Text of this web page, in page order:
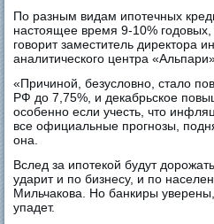
По разным видам ипотечных
настоящее время 9-10% годовых,
говорит заместитель директора
аналитического центра
«Причиной, безусловно, стало
РФ до 7,75%, и декабрьское
особенно если учесть, что
все официальные прогнозы,
она.
Вслед за ипотекой будут
ударит и по бизнесу, и по
Мильчакова. Но банкиры
упадет.